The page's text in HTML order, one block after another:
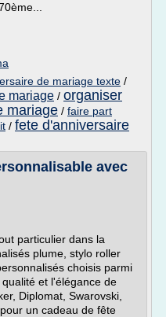
de mariage texte /
mariage / organiser
mariage / faire part
/ fete d'anniversaire
avec
particulier dans la
plume, stylo roller
choisis parmi
et l'élégance de
Diplomat, Swarovski,
un cadeau de fête